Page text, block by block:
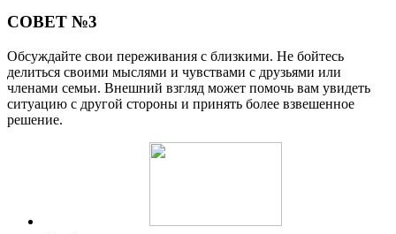
СОВЕТ №3
Обсуждайте свои переживания с близкими. Не бойтесь
делиться своими мыслями и чувствами с друзьями или
членами семьи. Внешний взгляд может помочь вам увидеть
ситуацию с другой стороны и принять более взвешенное
решение.